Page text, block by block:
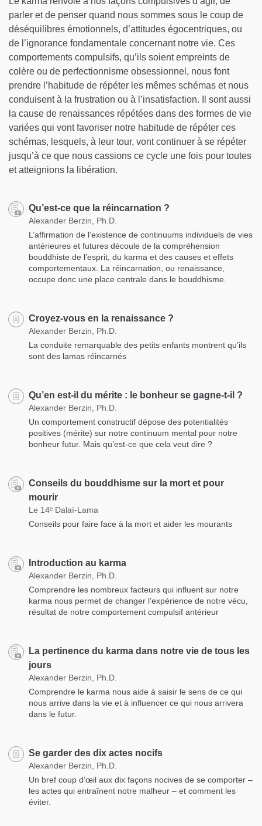
parler et de penser quand nous sommes sous le coup de
déséquilibres émotionnels, d’attitudes égocentriques, ou
de l’ignorance fondamentale concernant notre vie. Ces
comportements compulsifs, qu’ils soient empreints de
colère ou de perfectionnisme obsessionnel, nous font
prendre l’habitude de répéter les mêmes schémas et nous
conduisent à la frustration ou à l’insatisfaction. Il sont aussi
la cause de renaissances répétées dans des formes de vie
variées qui vont favoriser notre habitude de répéter ces
schémas, lesquels, à leur tour, vont continuer à se répéter
jusqu’à ce que nous cassions ce cycle une fois pour toutes
et atteignions la libération.
Qu’est-ce que la réincarnation ?
Alexander Berzin, Ph.D.
L’affirmation de l’existence de continuums individuels de vies
antérieures et futures découle de la compréhension
bouddhiste de l’esprit, du karma et des causes et effets
comportementaux. La réincarnation, ou renaissance,
occupe donc une place centrale dans le bouddhisme.
Croyez-vous en la renaissance ?
Alexander Berzin, Ph.D.
La conduite remarquable des petits enfants montrent qu’ils
sont des lamas réincarnés
Qu’en est-il du mérite : le bonheur se gagne-t-il ?
Alexander Berzin, Ph.D.
Un comportement constructif dépose des potentialités
positives (mérite) sur notre continuum mental pour notre
bonheur futur. Mais qu’est-ce que cela veut dire ?
Conseils du bouddhisme sur la mort et pour
mourir
Le 14ᵉ Dalaï-Lama
Conseils pour faire face à la mort et aider les mourants
Introduction au karma
Alexander Berzin, Ph.D.
Comprendre les nombreux facteurs qui influent sur notre
karma nous permet de changer l’expérience de notre vécu,
résultat de notre comportement compulsif antérieur
La pertinence du karma dans notre vie de tous les
jours
Alexander Berzin, Ph.D.
Comprendre le karma nous aide à saisir le sens de ce qui
nous arrive dans la vie et à influencer ce qui nous arrivera
dans le futur.
Se garder des dix actes nocifs
Alexander Berzin, Ph.D.
Un bref coup d’œil aux dix façons nocives de se comporter –
les actes qui entraînent notre malheur – et comment les
éviter.